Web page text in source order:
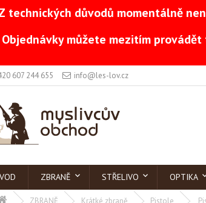
technických důvodů momentálně
Objednávky můžete mezitím
607 244 655 info@les-lov.cz
ZBRANĚ STŘELIVO OPTIKA